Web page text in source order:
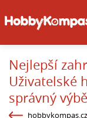
Nejlepší
Uživatelské
správný
hobbykompas.cz